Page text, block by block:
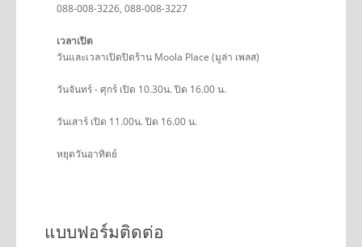
088-008-3226, 088-008-3227
เวลาเปิด
วันและเวลาเปิดปิดร้าน Moola Place (มูล่า เพลส)
วันจันทร์ - ศุกร์ เปิด 10.30น. ปิด 16.00 น.
วันเสาร์ เปิด 11.00น. ปิด 16.00 น.
หยุดวันอาทิตย์
แบบฟอร์มติดต่อ